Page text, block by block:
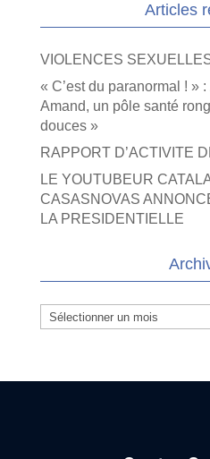
Articles
VIOLENCES
« C’est du paranormal ! »
Amand, un pôle santé
douces »
RAPPORT D’ACTIVITE
LE YOUTUBEUR
CASASNOVAS
LA PRESIDENTIELLE
Archives